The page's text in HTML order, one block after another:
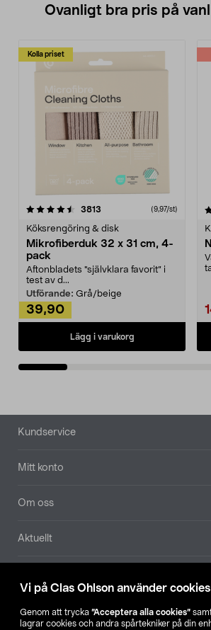
Vi på Clas Ohlson använder cookies
Genom att trycka ”Acceptera alla cookies”
lagrar cookies och andra spårtekniker på din
Ovanligt bra pris på
Kolla priset
3813 (9,97/st)
Köksrengöring & disk
Mikrofiberduk 32 x 31 cm, 4-
pack
Aftonbladets "självklara favorit” i
test av d...
Utförande: Grå/beige
39,90
Lägg i varukorg
4.0av 5 stjärnor
Sidfot
Kundservice
Mitt konto
Om oss
Aktuellt
Hitta butik